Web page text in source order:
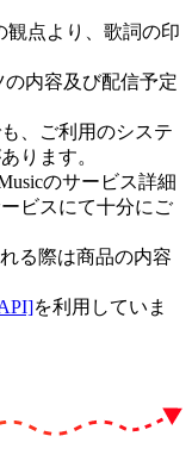
観点より、歌詞の印
内容及び配信予定
、ご利用のシステ
ります。
のサービス詳細
ビスにて十分にご
る際は商品の内容
を利用していま